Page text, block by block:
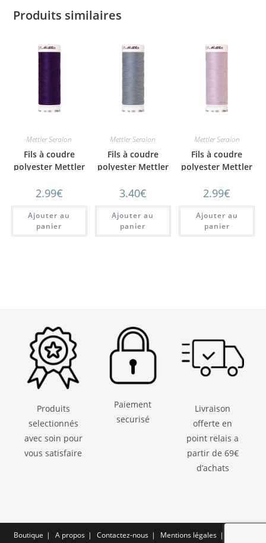
Produits similaires
Mettler Seralon
Fils à coudre
polyester Mettler
n°46
2.99€
Ajouter au
panier
Mettler Seralon
Fils à coudre
polyester Mettler
n°42
3.40€
Ajouter au
panier
Mettler Seralon
Fils à coudre
polyester Mettler
N°27
2.99€
Ajouter au
panier
Produits
selectionnés
avec soin pour
vous satisfaire
Paiement
securisé
Livraison
offerte en
point relais a
partir de 69€
d’achats
Boutique A propos Contactez-nous Mentions légales